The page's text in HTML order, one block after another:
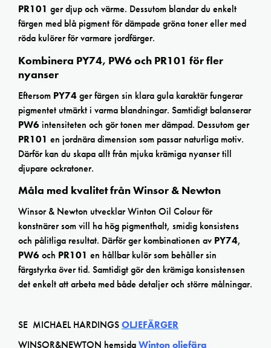
PR101 ger djup och värme. Dessutom blandar du enkelt
färgen med blå pigment för dämpade gröna toner eller med
röda kulörer för varmare jordfärger.
Kombinera PY74, PW6 och PR101 för fler
nyanser
Eftersom PY74ger färgen sin klara gula karaktär fungerar
pigmentet utmärkt i varma blandningar. Samtidigt balanserar
PW6 intensiteten och gör tonen mer dämpad. Dessutom ger
PR101 en jordnära dimension som passar naturliga motiv.
Därför kan du skapa allt från mjuka krämiga nyanser till
djupare ockratoner.
Måla med kvalitet från Winsor & Newton
Winsor & Newton utvecklar Winton Oil Colour för
konstnärer som vill ha hög pigmenthalt, smidig konsistens
och pålitliga resultat. Därför ger kombinationen av PY74,
PW6 och PR101 en hållbar kulör som behåller sin
färgstyrka över tid. Samtidigt gör den krämiga konsistensen
det enkelt att arbeta med både detaljer och större målningar.
SE MICHAEL HARDINGSOLJEFÄRGER
WINSOR&NEWTON hemsidaWinton oljefärg